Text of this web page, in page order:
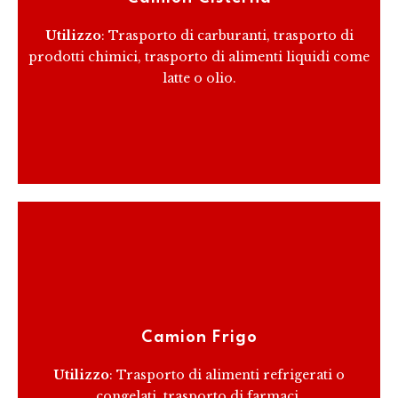
Utilizzo: Trasporto di carburanti, trasporto di
prodotti chimici, trasporto di alimenti liquidi come
latte o olio.
personalizzazione per soddisfare specifiche
normative di sicurezza e di trasporto.
RICEVI PREVENTIVO
Camion Frigo
Utilizzo: Trasporto di alimenti refrigerati o
che devono essere mantenute a una temperatura